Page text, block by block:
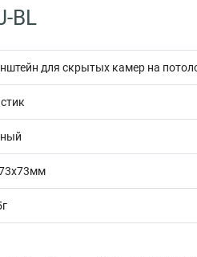
BL
для скрытых камер на